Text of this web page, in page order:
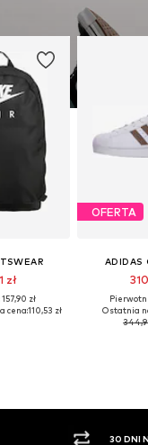
zł
zł
cena:110,53 zł
OFERTA
ADIDAS
Ostatnia
30 DNI NA ZWROT